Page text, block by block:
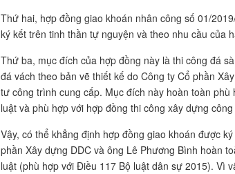
Thứ hai, hợp đồng giao khoán nhân công số 01/
ký kết trên tinh thần tự nguyện và theo nhu cầu của
Thứ ba, mục đích của hợp đồng này là thi công đá
đá vách theo bản vẽ thiết kế do Công ty Cổ phần
tư công trình cung cấp. Mục đích này hoàn toàn phù
luật và phù hợp với hợp đồng thi công xây dựng
Vậy, có thể khẳng định hợp đồng giao khoán được
phần Xây dựng DDC và ông Lê Phương Bình hoàn
luật (phù hợp với Điều 117 Bộ luật dân sự 2015). Vì